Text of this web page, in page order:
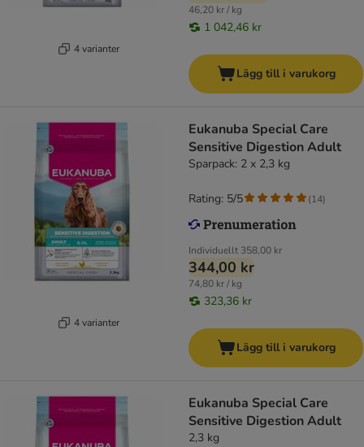
4 varianter
46,20 kr / kg
1 042,46 kr
Lägg till i varukorg
4 varianter
Eukanuba Special Care
Sensitive Digestion Adult
Sparpack: 2 x 2,3 kg
Individuellt 358,00 kr
344,00 kr
74,80 kr / kg
323,36 kr
Rating: 5/5 (14)
Lägg till i varukorg
Eukanuba Special Care
Sensitive Digestion Adult
2,3 kg